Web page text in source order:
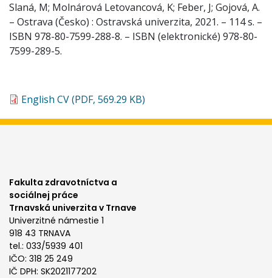
Slaná, M; Molnárová Letovancová, K; Feber, J; Gojová, A.
– Ostrava (Česko) : Ostravská univerzita, 2021. – 114 s. –
ISBN 978-80-7599-288-8. – ISBN (elektronické) 978-80-
7599-289-5.
English CV (PDF, 569.29 KB)
Fakulta zdravotníctva a
sociálnej práce
Trnavská univerzita v Trnave
Univerzitné námestie 1
918 43 TRNAVA
tel.: 033/5939 401
IČO: 318 25 249
IČ DPH: SK2021177202